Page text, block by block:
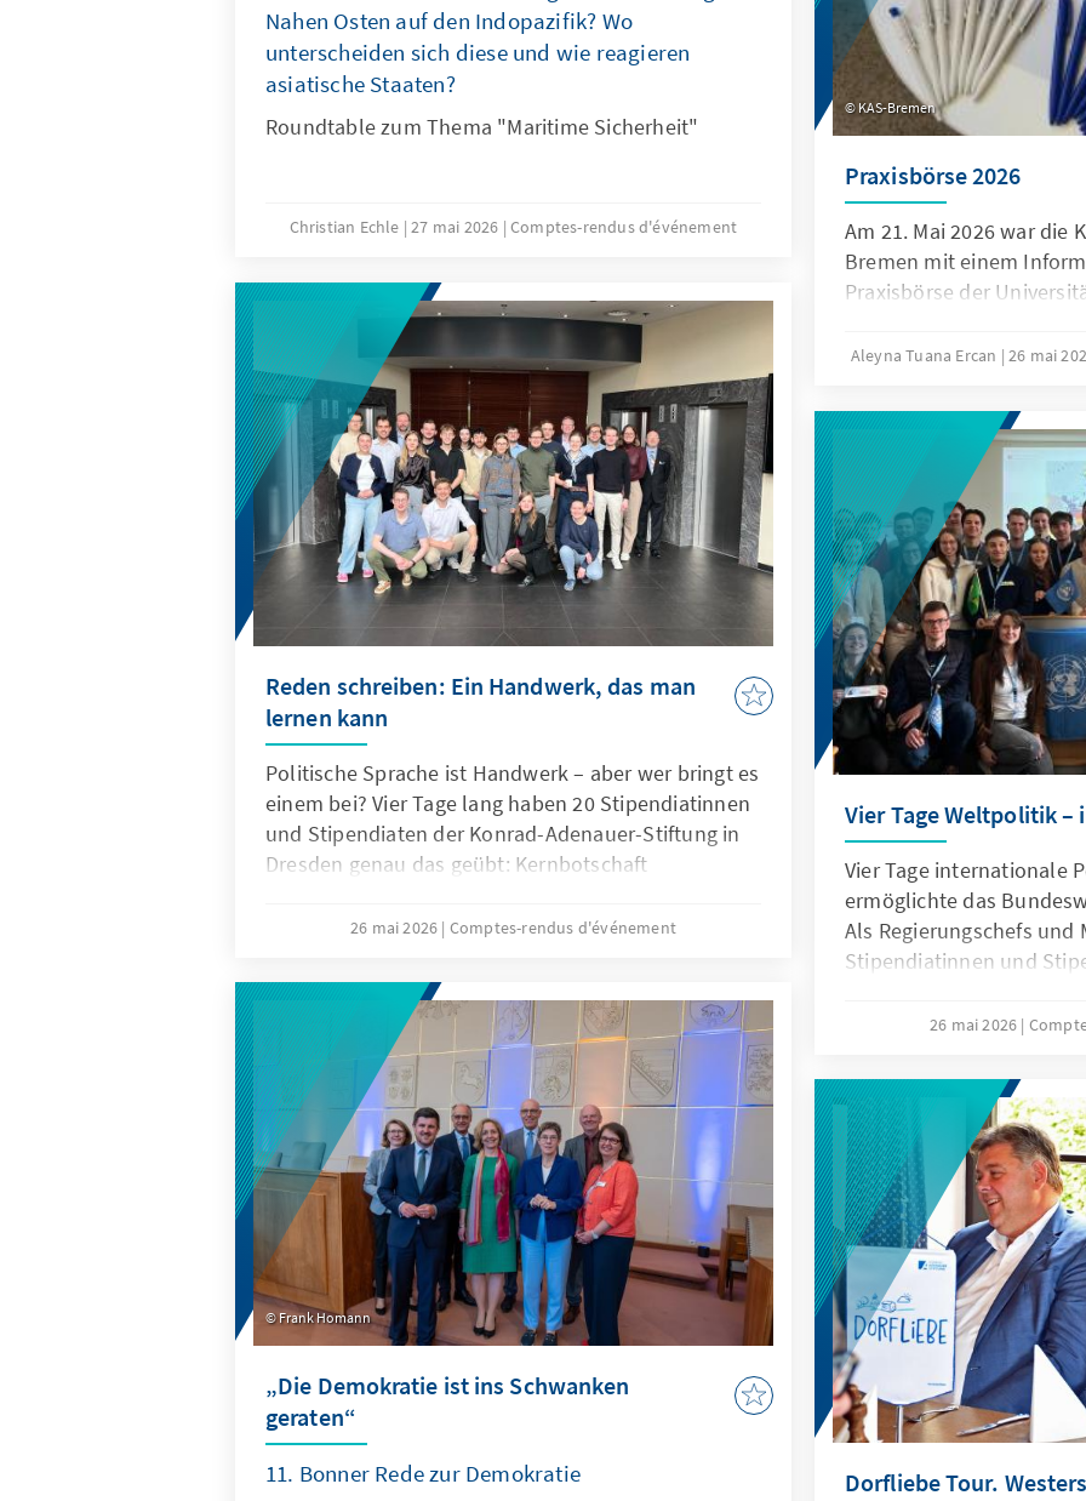
Nahen Osten auf den Indopazifik? Wo
unterscheiden sich diese und wie reagieren
asiatische Staaten?
Roundtable zum Thema "Maritime Sicherheit"
Christian Echle 27 mai 2026 Comptes-rendus d'événement
KAS-Bremen
Praxisbörse 2026
Am 21. Mai 2026 war die
Bremen mit einem
Praxisbörse der
Aleyna Tuana Ercan 26 mai
Reden schreiben: Ein Handwerk, das man
lernen kann
Politische Sprache ist Handwerk – aber wer bringt es
einem bei? Vier Tage lang haben 20 Stipendiatinnen
und Stipendiaten der Konrad-Adenauer-Stiftung in
Dresden genau das geübt: Kernbotschaft
schreiben.26 mai 2026 Comptes-rendus d'événement
Vier Tage Weltpolitik –
Vier Tage internationale
ermöglichte das
Als Regierungschefs
Stipendiatinnen und
Diplomatie braucht.
26 mai 2026
Frank Homann
„Die Demokratie ist ins Schwanken
geraten“
11. Bonner Rede zur Demokratie Dorfliebe Tour.